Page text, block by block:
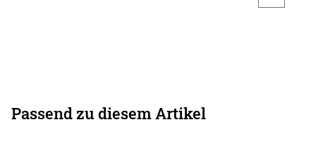
Passend zu diesem Artikel